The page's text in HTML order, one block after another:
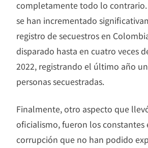
completamente todo lo contrario.
se han incrementado
registro de secuestros en
disparado hasta en cuatro veces
2022, registrando el último año
personas secuestradas.
Finalmente, otro aspecto que
oficialismo, fueron los constantes
corrupción que no han podido